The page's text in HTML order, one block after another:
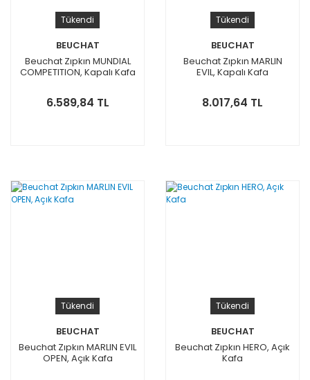
Tükendi
BEUCHAT
Beuchat Zıpkın MUNDIAL
COMPETITION, Kapalı Kafa
6.589,84 TL
Tükendi
BEUCHAT
Beuchat Zıpkın MARLIN
EVIL, Kapalı Kafa
8.017,64 TL
Tükendi
BEUCHAT
Beuchat Zıpkın MARLIN EVIL
OPEN, Açık Kafa
Tükendi
BEUCHAT
Beuchat Zıpkın HERO, Açık
Kafa